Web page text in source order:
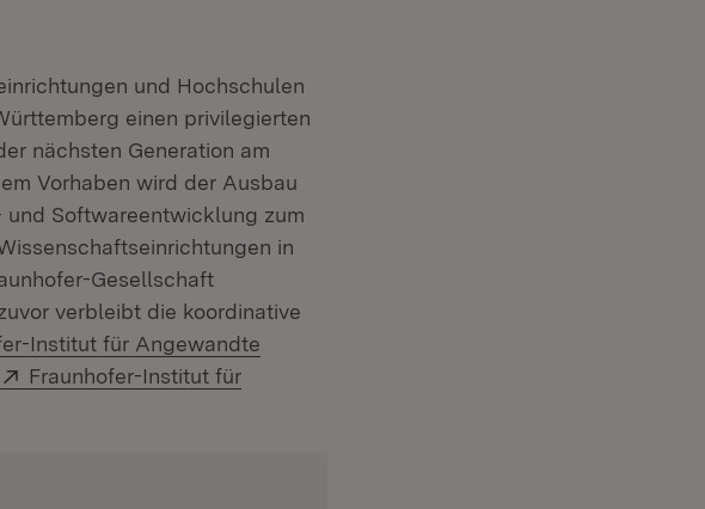
und Hochschulen
einen privilegierten
nächsten Generation am
Vorhaben wird der Ausbau
und Softwareentwicklung zum
in
Gesellschaft
verbleibt die koordinative
Institut für Angewandte
Extern:
Fraunhofer-Institut für
Fenster)